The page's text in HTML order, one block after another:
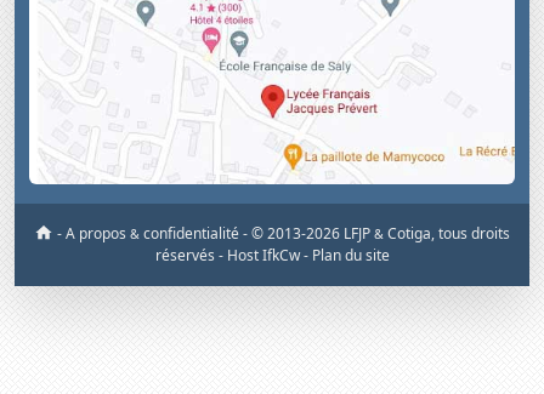
-A propos & confidentialité-© 2013-2026 LFJP & Cotiga, tous droits
réservés - Host IfkCw - Plan du site